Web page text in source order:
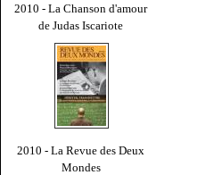
2010 - La Chanson d'amour
de Judas Iscariote
2010 - La Revue des Deux
Mondes